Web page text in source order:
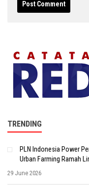
TRENDING
PLN Indonesia Power
Urban Farming Ramah
29 June 2026